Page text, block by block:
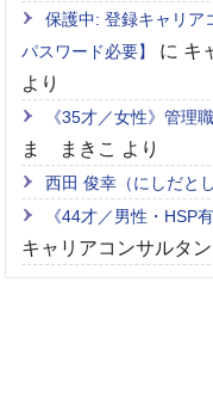
保護中: 登録キャリ
パスワード必要】
に キ
より
《35才／女性》管理
ま まきこ より
西田 俊幸（にしだと
《44才／男性・HSP
キャリアコンサルタ